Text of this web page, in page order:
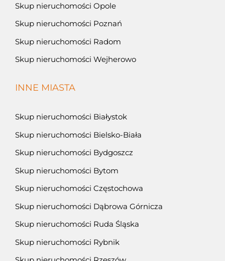
Skup nieruchomości Opole
Skup nieruchomości Poznań
Skup nieruchomości Radom
Skup nieruchomości Wejherowo
INNE MIASTA
Skup nieruchomości Białystok
Skup nieruchomości Bielsko-Biała
Skup nieruchomości Bydgoszcz
Skup nieruchomości Bytom
Skup nieruchomości Częstochowa
Skup nieruchomości Dąbrowa Górnicza
Skup nieruchomości Ruda Śląska
Skup nieruchomości Rybnik